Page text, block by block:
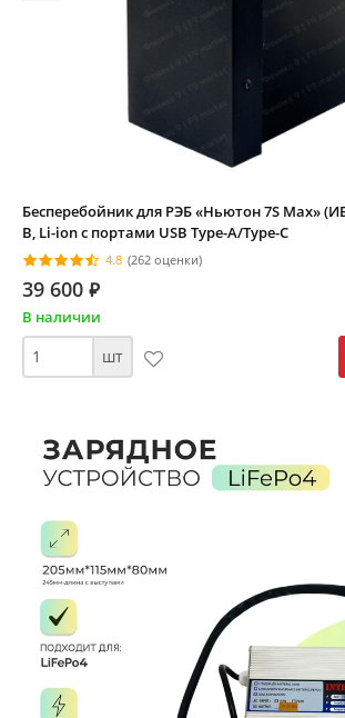
Бесперебойник для РЭБ «Ньютон 7S Max»
В, Li-ion с портами USB Type-A/Type-C
4.8 (262 оценки)
39 600 ⃏
В наличии
шт